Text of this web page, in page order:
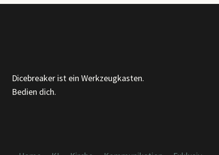
Dicebreaker ist ein Werkzeugkasten.
Bedien dich.